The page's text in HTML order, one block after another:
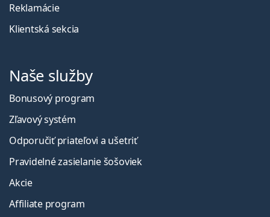
Reklamácie
Klientská sekcia
Naše služby
Bonusový program
Zľavový systém
Odporučiť priateľovi a ušetriť
Pravidelné zasielanie šošoviek
Akcie
Affiliate program